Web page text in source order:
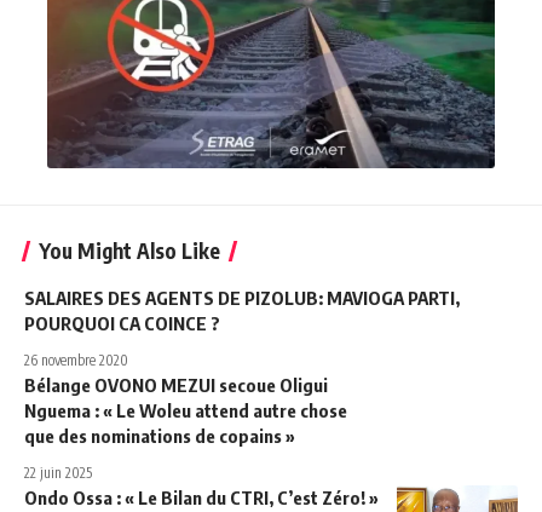
You Might Also Like
SALAIRES DES AGENTS DE PIZOLUB: MAVIOGA PARTI,
POURQUOI CA COINCE ?
26 novembre 2020
Bélange OVONO MEZUI secoue Oligui
Nguema : « Le Woleu attend autre chose
que des nominations de copains »
22 juin 2025
Ondo Ossa : « Le Bilan du CTRI, C’est Zéro! »